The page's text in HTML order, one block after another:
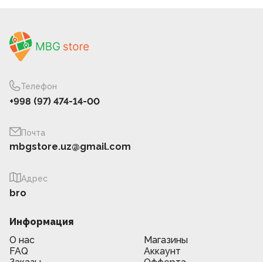
Телефон
+998 (97) 474-14-00
Почта
mbgstore.uz@gmail.com
Адрес
bro
Информация
О нас
Магазины
FAQ
Аккаунт